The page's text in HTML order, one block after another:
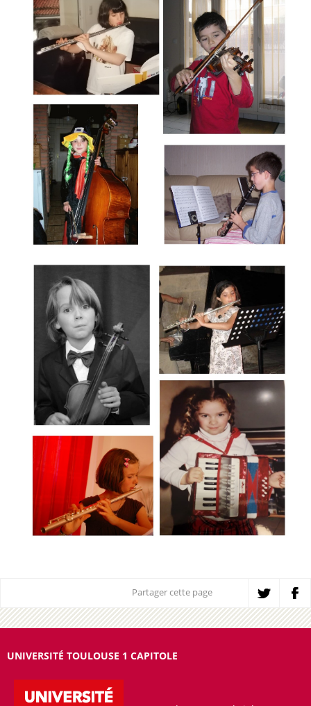
Partager cette page
UNIVERSITÉ TOULOUSE 1 CAPITOLE